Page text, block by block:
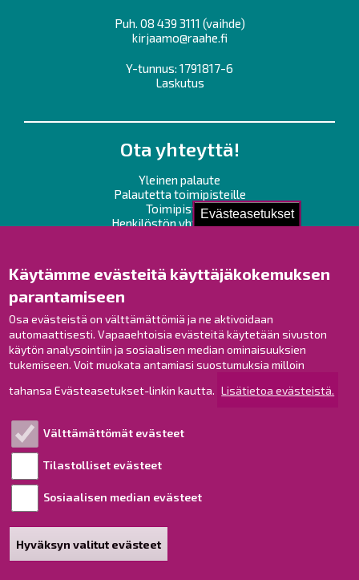
Evästeasetukset
Käytämme evästeitä käyttäjäkokemuksen
parantamiseen
Osa evästeistä on välttämättömiä ja ne aktivoidaan
automaattisesti. Vapaaehtoisia evästeitä käytetään sivuston
käytön analysointiin ja sosiaalisen median ominaisuuksien
tukemiseen. Voit muokata antamiasi suostumuksia milloin
tahansa Evästeasetukset-linkin kautta. Lisätietoa evästeistä.
Välttämättömät evästeet
Tilastolliset evästeet
Sosiaalisen median evästeet
Hyväksyn valitut evästeet
Puh. 08 439 3111 (vaihde)
kirjaamo@raahe.fi
Y-tunnus: 1791817-6
Laskutus
Ota yhteyttä!
Yleinen palaute
Palautetta toimipisteille
Toimipisteet
Henkilöstön yhteystiedot
Raahe Facebookissa
Raahe Instagramissa
Raahe LinkedInissä
Raahe YouTubessa
Esityslistat ja pöytäkirjat
Viranhaltijapäätökset
Saavutettavuusseloste
Sivukartta